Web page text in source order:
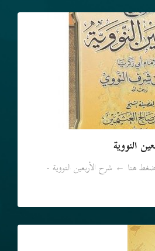
النووية
هنا ← شرح الأربعين النووية -